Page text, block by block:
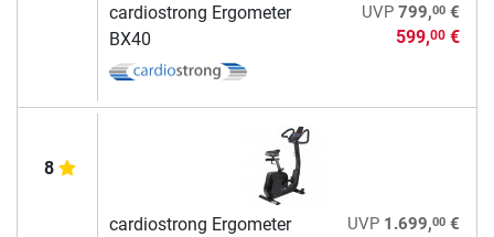
cardiostrong Ergometer
BX40
UVP 799,00€
599,00€
8
cardiostrong Ergometer
UVP 1.699,00€